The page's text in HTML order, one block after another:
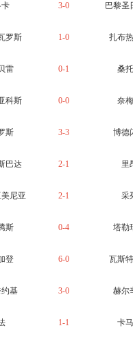
3-0 巴黎圣
罗斯 1-0 扎布
雷 0-1 桑
科斯 0-0 奈
斯 3-3 博德
巴达 2-1 里
尼亚 2-1 采
斯 0-4 塔勒
登 6-0 瓦斯
基 3-0 赫尔
1-1 卡